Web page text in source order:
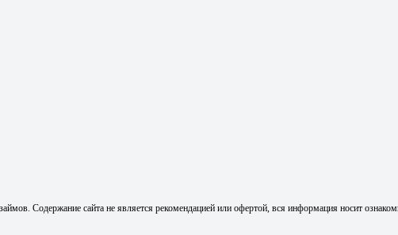
Содержание сайта не является рекомендацией или офертой, вся информация носит